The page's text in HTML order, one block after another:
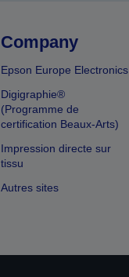
Company
Epson Europe Electronics
Digigraphie®
(Programme de
certification Beaux-Arts)
Impression directe sur
tissu
Autres sites